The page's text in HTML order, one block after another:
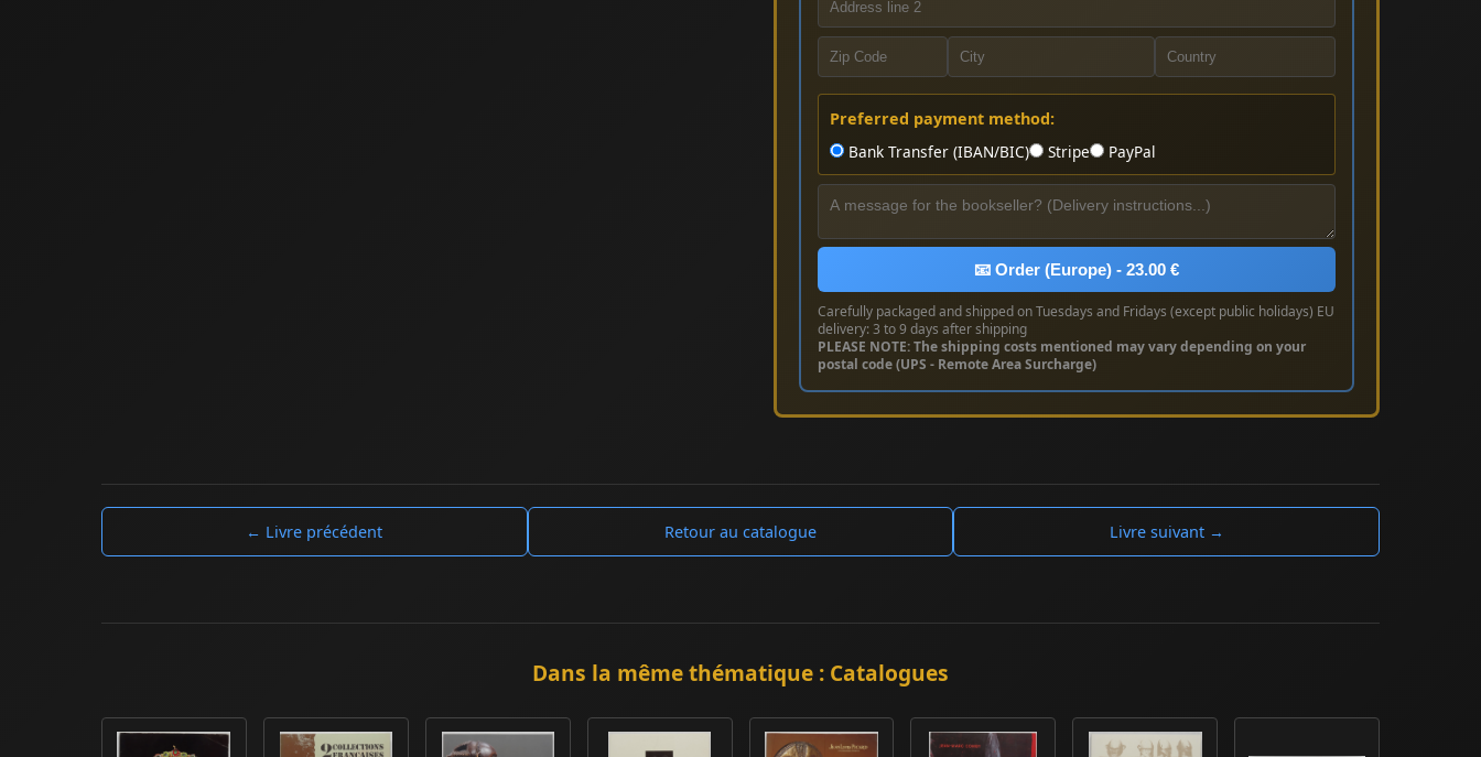
Preferred payment method:
Bank Transfer (IBAN/BIC)
Stripe PayPal
📧 Order (Europe) - 23.00 €
Carefully packaged and shipped on Tuesdays and Fridays (except public holidays) EU
delivery: 3 to 9 days after shipping
PLEASE NOTE: The shipping costs mentioned may vary depending on your
postal code (UPS - Remote Area Surcharge)
← Livre précédent Retour au catalogue Livre suivant →
Dans la même thématique : Catalogues